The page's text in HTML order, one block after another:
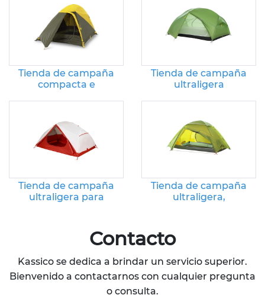
Tienda de campaña
compacta e
Tienda de campaña
ultraligera
estaciones
Tienda de campaña
ultraligera para
impermeable
Tienda de campaña
ultraligera,
para senderismo y
montañismo.
Contacto
Kassico se dedica a brindar un servicio superior.
Bienvenido a contactarnos con cualquier pregunta
o consulta.